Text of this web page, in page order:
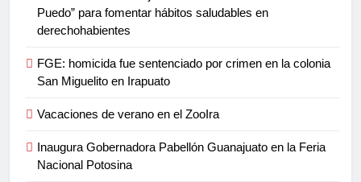
Puedo” para fomentar hábitos saludables en
derechohabientes
FGE: homicida fue sentenciado por crimen en la colonia
San Miguelito en Irapuato
Vacaciones de verano en el ZooIra
Inaugura Gobernadora Pabellón Guanajuato en la Feria
Nacional Potosina